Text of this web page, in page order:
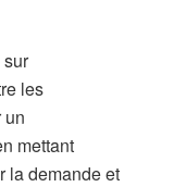
les
un
mettant
la demande et